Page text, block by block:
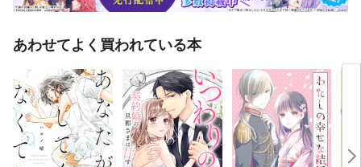
あわせてよく買われている本